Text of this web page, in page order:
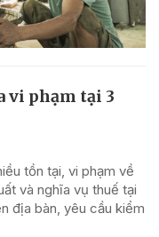
vi phạm tại 3
tồn tại, vi phạm về
và nghĩa vụ thuế tại
địa bàn, yêu cầu kiểm